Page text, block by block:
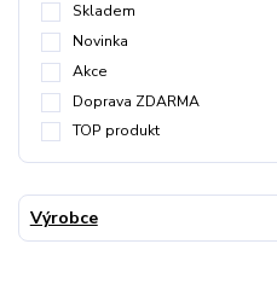
Skladem
Novinka
Akce
Doprava ZDARMA
TOP produkt
Výrobce